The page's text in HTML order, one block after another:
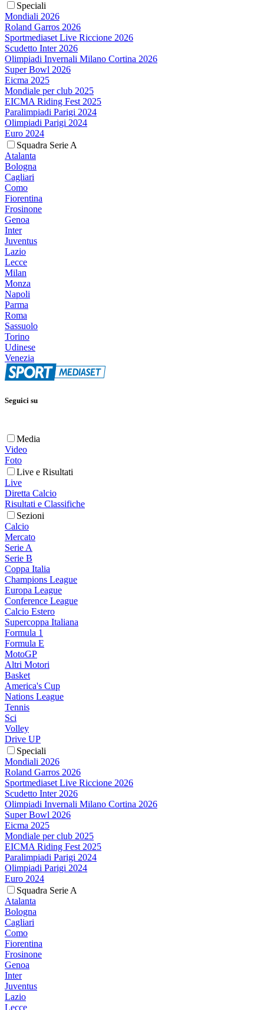
Speciali
Mondiali 2026
Roland Garros 2026
Sportmediaset Live Riccione 2026
Scudetto Inter 2026
Olimpiadi Invernali Milano Cortina 2026
Super Bowl 2026
Eicma 2025
Mondiale per club 2025
EICMA Riding Fest 2025
Paralimpiadi Parigi 2024
Olimpiadi Parigi 2024
Euro 2024
Squadra Serie A
Atalanta
Bologna
Cagliari
Como
Fiorentina
Frosinone
Genoa
Inter
Juventus
Lazio
Lecce
Milan
Monza
Napoli
Parma
Roma
Sassuolo
Torino
Udinese
Venezia
Seguici su
Media
Video
Foto
Live e Risultati
Live
Diretta Calcio
Risultati e Classifiche
Sezioni
Calcio
Mercato
Serie A
Serie B
Coppa Italia
Champions League
Europa League
Conference League
Calcio Estero
Supercoppa Italiana
Formula 1
Formula E
MotoGP
Altri Motori
Basket
America's Cup
Nations League
Tennis
Sci
Volley
Drive UP
Speciali
Mondiali 2026
Roland Garros 2026
Sportmediaset Live Riccione 2026
Scudetto Inter 2026
Olimpiadi Invernali Milano Cortina 2026
Super Bowl 2026
Eicma 2025
Mondiale per club 2025
EICMA Riding Fest 2025
Paralimpiadi Parigi 2024
Olimpiadi Parigi 2024
Euro 2024
Squadra Serie A
Atalanta
Bologna
Cagliari
Como
Fiorentina
Frosinone
Genoa
Inter
Juventus
Lazio
Lecce